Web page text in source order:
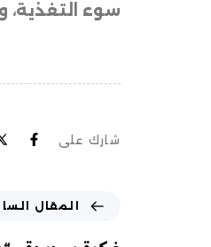
سوء التغذية، ووصل سعر
شارك على
المقال